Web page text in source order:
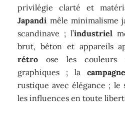
privilégie clarté et
Japandi mêle minimalisme
scandinave ; l’industriel
brut, béton et appareils
rétro ose les couleurs
graphiques ; la
rustique avec élégance ; le
les influences en toute